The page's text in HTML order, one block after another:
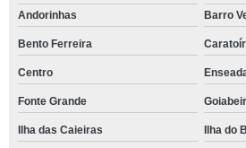
Andorinhas
Barro
Bento Ferreira
Centro
Fonte Grande
Ilha das Caieiras Ilha do